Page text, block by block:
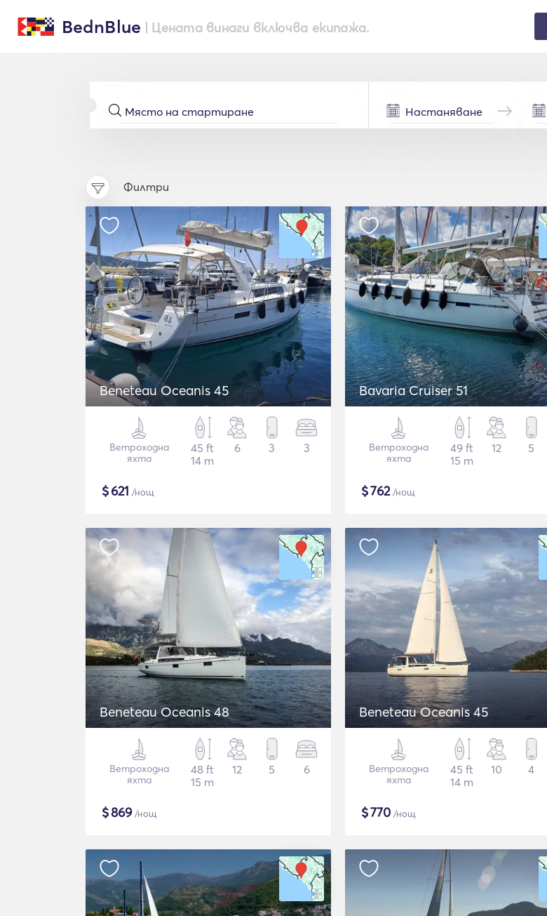
BednBlue | Цената винаги включва екипажа.
Филтри
Beneteau Oceanis 45
Ветроходна
яхта
45 ft
14 m
6 3 3
$621 /нощ
Bavaria Cruiser 51
Ветроходна
яхта
49 ft
15 m
12 5
$762/нощ
Beneteau Oceanis 48
Ветроходна
яхта
48 ft
15 m
12 5 6
$869/нощ
Beneteau Oceanis 45
Ветроходна
яхта
45 ft
14 m
10 4
$770 /нощ